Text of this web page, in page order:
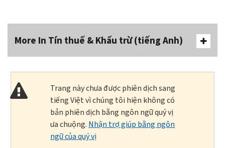
More In Tín thuế & Khấu trừ (tiếng Anh)
Trang này chưa được phiên dịch sang
tiếng Việt vì chúng tôi hiện không có
bản phiên dịch bằng ngôn ngữ quý vị
ưa chuộng. Nhận trợ giúp bằng ngôn
ngữ của quý vị